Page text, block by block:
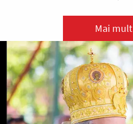
Mai mult